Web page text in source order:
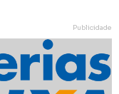
Publicidade